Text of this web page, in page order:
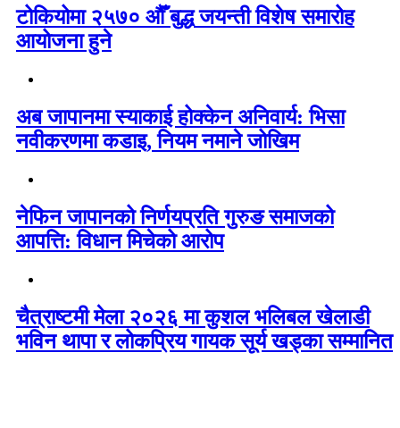
टोकियोमा २५७० औँ बुद्ध जयन्ती विशेष समारोह
आयोजना हुने
अब जापानमा स्याकाई होक्केन अनिवार्य: भिसा
नवीकरणमा कडाइ, नियम नमाने जोखिम
नेफिन जापानको निर्णयप्रति गुरुङ समाजको
आपत्ति: विधान मिचेको आरोप
चैत्राष्टमी मेला २०२६ मा कुशल भलिबल खेलाडी
भविन थापा र लोकप्रिय गायक सूर्य खड्का सम्मानित